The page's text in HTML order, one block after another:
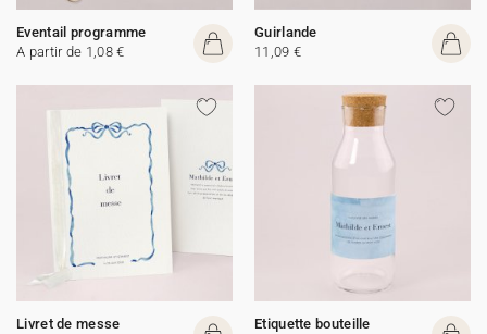
Eventail programme
A partir de 1,08 €
Guirlande
11,09 €
Livret de messe
Etiquette bouteille